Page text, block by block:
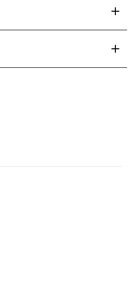
를 위해 프리미엄 성능과 아늑한 보온성
딩이 적용된 초경량 염소 가죽 쉘을 특징
로 고정할 수 있는 손목 핏
드러운 후리스 안감과 프리마로프트®
Nylon [Lining] 100% Polyester [Insulation]
ePTFE
다이아몬드 코리아